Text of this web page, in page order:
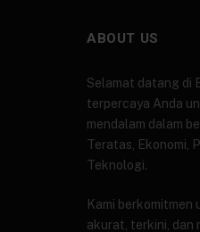
ABOUT US
Selamat datang di
terpercaya Anda
mendalam dalam
Teratas, Ekonomi,
Teknologi.
Kami berkomitmen
akurat, terkini, dan